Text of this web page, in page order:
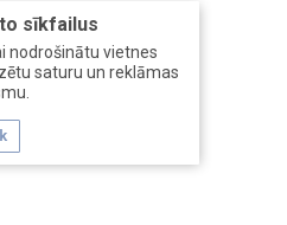
sīkfailus
nodrošinātu vietnes
saturu un reklāmas